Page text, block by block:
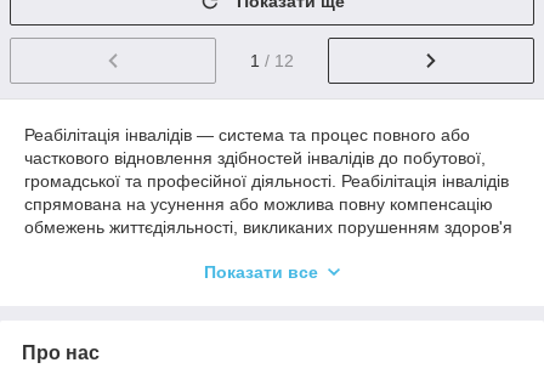
1 / 12
Реабілітація інвалідів — система та процес повного або
часткового відновлення здібностей інвалідів до побутової,
громадської та професійної діяльності. Реабілітація інвалідів
спрямована на усунення або можлива повну компенсацію
обмежень життєдіяльності, викликаних порушенням здоров'я
адаптації інвалідів, досягнення ними Фінансової
відновлювальні медичні заходи, реконструктивну хірургію,
Показати все
Про нас